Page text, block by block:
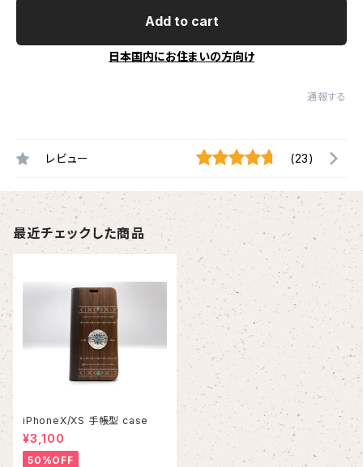
Add to cart
日本国内にお住まいの方向け
通報する
レビュー (23)
最近チェックした商品
iPhoneX/XS 手帳型 case
¥3,100
50%OFF